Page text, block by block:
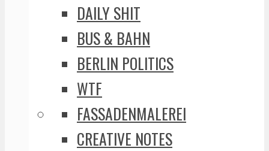
DAILY SHIT
BUS & BAHN
BERLIN POLITICS
WTF
FASSADENMALEREI
CREATIVE NOTES